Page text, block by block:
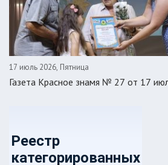
17 июль 2026, Пятница
Газета Красное знамя № 27 от 17